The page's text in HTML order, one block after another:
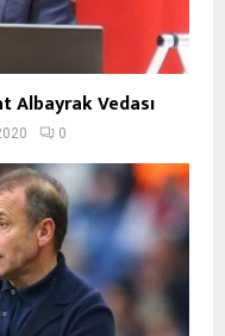
Albayrak Vedası
0